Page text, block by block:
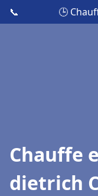
📞 🕒
Chauffe
dietrich